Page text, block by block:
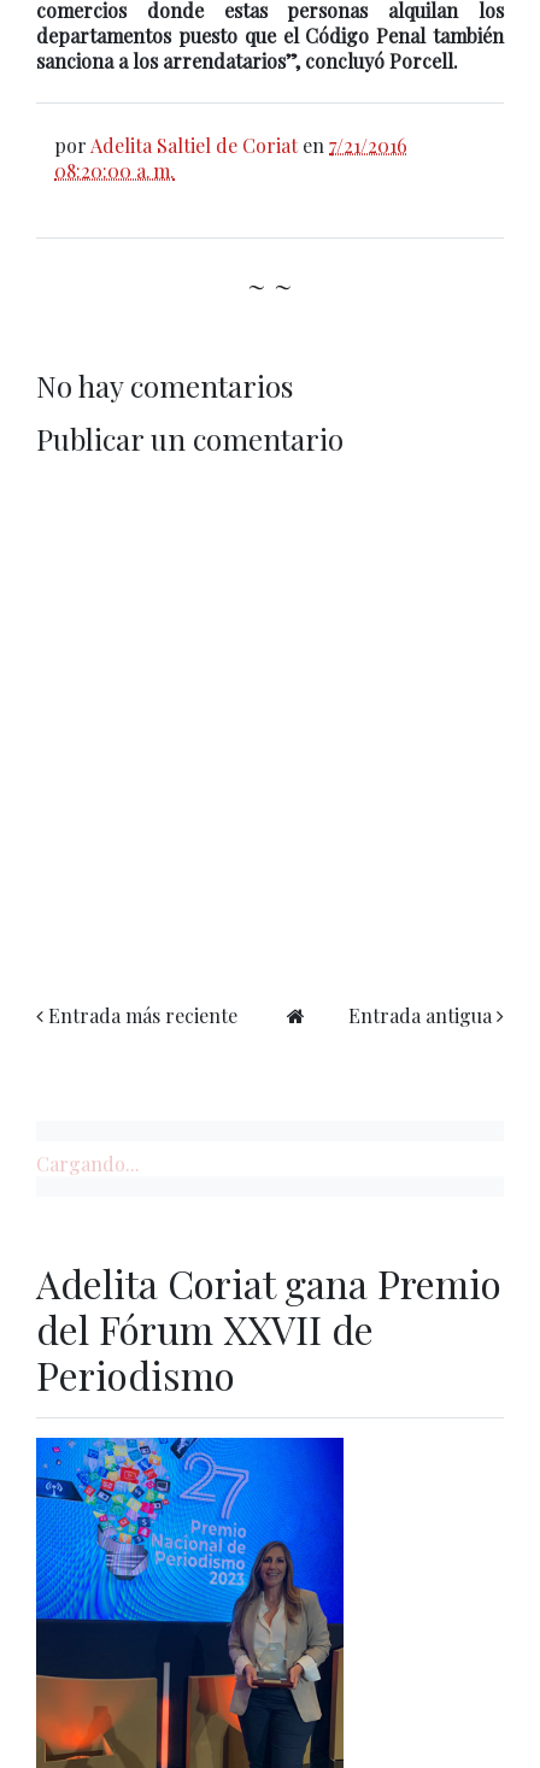
comercios donde estas personas alquilan los
departamentos puesto que el Código Penal también
sanciona a los arrendatarios”, concluyó Porcell.
por Adelita Saltiel de Coriat en 7/21/2016
08:20:00 a. m.
~ ~
No hay comentarios
Publicar un comentario
Entrada más reciente Entrada antigua
Cargando...
Adelita Coriat gana Premio
del Fórum XXVII de
Periodismo